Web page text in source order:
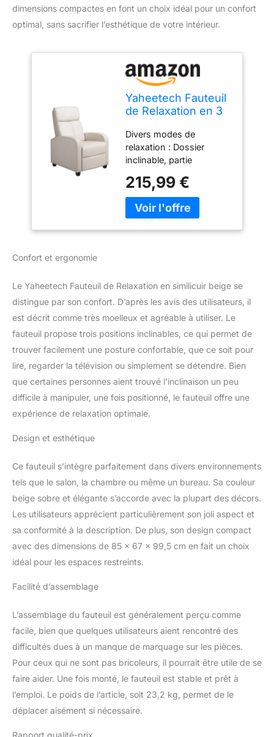
dimensions compactes en font un choix idéal pour un confort
optimal, sans sacrifier l’esthétique de votre intérieur.
Yaheetech Fauteuil
de Relaxation en 3
Repose-Pieds
Beige
Divers modes de
relaxation : Dossier
inclinable, partie
profitez d’une position
assise agréable. Le
repose-pieds se relève à
chambre... Repos, film,
café, lecture... Vous
pouvez y passer du
robuste : D’une capacité
de charge jusqu’à 120
kg, le fauteuil inclinable
dispose d’une structure
résistante à la
compression. Assise de
haute densité :
fauteuil de salon offre un
soutien confortable,
apportant une
merveilleuse. Accoudoir
mœlleux : 9 cm de large,
les accoudoirs du
fauteuil de relaxation
215,99 €
Confort et ergonomie
Le Yaheetech Fauteuil de Relaxation en similicuir beige se
distingue par son confort. D’après les avis des utilisateurs, il
est décrit comme très moelleux et agréable à utiliser. Le
fauteuil propose trois positions inclinables, ce qui permet de
trouver facilement une posture confortable, que ce soit pour
lire, regarder la télévision ou simplement se détendre. Bien
que certaines personnes aient trouvé l’inclinaison un peu
difficile à manipuler, une fois positionné, le fauteuil offre une
expérience de relaxation optimale.
Design et esthétique
Ce fauteuil s’intègre parfaitement dans divers environnements
tels que le salon, la chambre ou même un bureau. Sa couleur
beige sobre et élégante s’accorde avec la plupart des décors.
Les utilisateurs apprécient particulièrement son joli aspect et
sa conformité à la description. De plus, son design compact
avec des dimensions de 85 x 67 x 99,5 cm en fait un choix
idéal pour les espaces restreints.
Facilité d’assemblage
L’assemblage du fauteuil est généralement perçu comme
facile, bien que quelques utilisateurs aient rencontré des
difficultés dues à un manque de marquage sur les pièces.
Pour ceux qui ne sont pas bricoleurs, il pourrait être utile de se
faire aider. Une fois monté, le fauteuil est stable et prêt à
l’emploi. Le poids de l’article, soit 23,2 kg, permet de le
déplacer aisément si nécessaire.